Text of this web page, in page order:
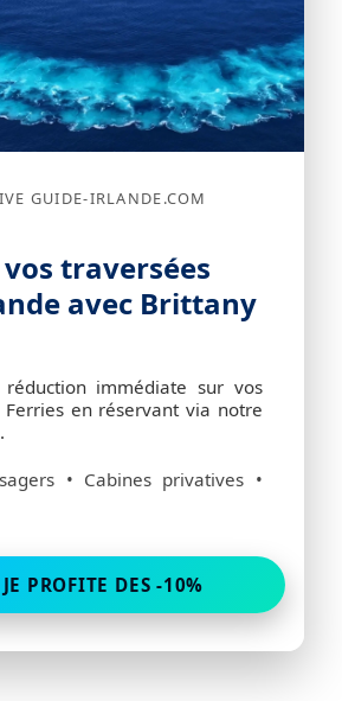
GUIDE-IRLANDE.COM
traversées
avec Brittany
réduction immédiate sur vos
en réservant via notre
• Cabines privatives •
JE PROFITE DES -10%